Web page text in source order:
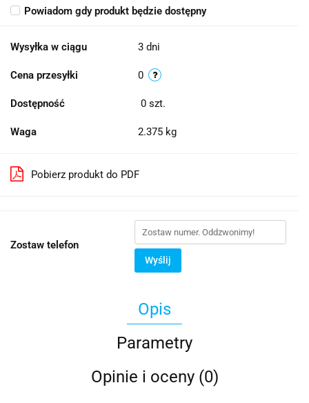
Powiadom gdy produkt będzie dostępny
Wysyłka w ciągu 3 dni
Cena przesyłki 0
Dostępność 0 szt.
Waga 2.375 kg
Pobierz produkt do PDF
Zostaw telefon
Wyślij
Opis
Parametry
Opinie i oceny (0)